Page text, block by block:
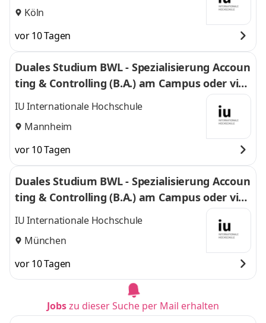
Köln
vor 10 Tagen
Duales Studium BWL - Spezialisierung Accoun
ting & Controlling (B.A.) am Campus oder virt
uell
IU Internationale Hochschule
Mannheim
vor 10 Tagen
Duales Studium BWL - Spezialisierung Accoun
ting & Controlling (B.A.) am Campus oder virt
uell
IU Internationale Hochschule
München
vor 10 Tagen
Jobszu dieser Suche per Mail erhalten